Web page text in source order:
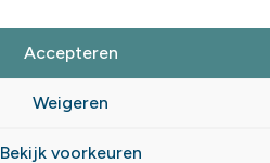
Accepteren
Weigeren
Bekijk voorkeuren